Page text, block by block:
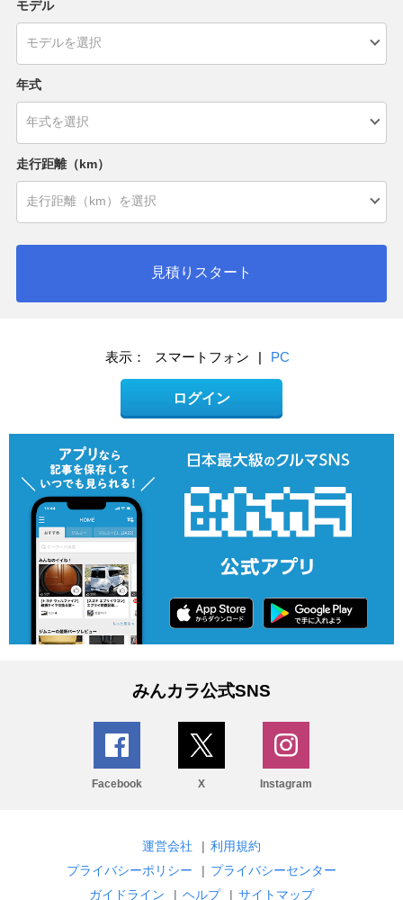
モデル
年式
走行距離（km）
見積りスタート
表示： スマートフォン | PC
ログイン
みんカラ公式SNS
Facebook X Instagram
運営会社 | 利用規約
プライバシーポリシー
| プライバシーセンター
ガイドライン
| ヘルプ | サイトマップ